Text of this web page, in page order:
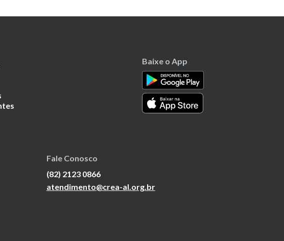
Baixe o App
Fale Conosco
(82) 2123 0866
atendimento@crea-al.org.br